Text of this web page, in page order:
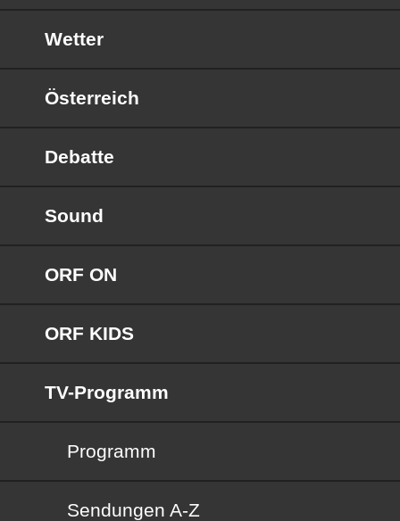
Wetter
Österreich
Debatte
Sound
ORF ON
ORF KIDS
TV-Programm
Programm
Sendungen von A bis Z
Sendungen A-Z